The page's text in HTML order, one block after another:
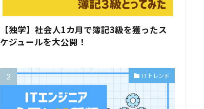
【独学】社会人1カ月で簿記3級を獲ったス
ケジュールを大公開！
ITトレンド